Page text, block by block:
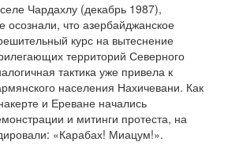
Чардахлу (декабрь 1987),
осознали, что азербайджанское
курс на вытеснение
территорий Северного
тактика уже привела к
населения Нахичевани. Как
и Ереване начались
и митинги протеста, на
«Карабах! Миацум!».